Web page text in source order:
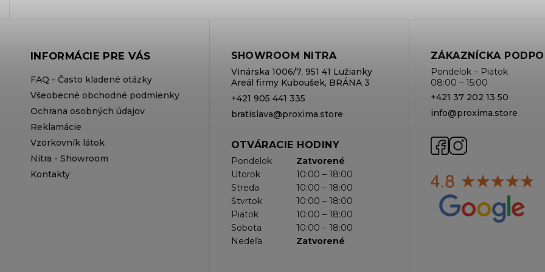
INFORMÁCIE PRE VÁS
FAQ - Často kladené otázky
Všeobecné obchodné podmienky
Ochrana osobných údajov
Reklamácie
Vzorkovník látok
Nitra - Showroom
Kontakty
SHOWROOM NITRA
Vinárska 1006/7, 951 41 Lužianky
Areál firmy Kuboušek, BRÁNA 3
+421 905 441 335
bratislava@proxima.store
OTVÁRACIE HODINY
Pondelok
Zatvorené
Utorok
10:00 – 18:00
Streda
10:00 – 18:00
Štvrtok
10:00 – 18:00
Piatok
10:00 – 18:00
Sobota
10:00 – 18:00
Nedeľa
Zatvorené
ZÁKAZNÍCKA
Pondelok – Piatok
08:00 – 15:00
+421 37 202 13 50
info@proxima.store